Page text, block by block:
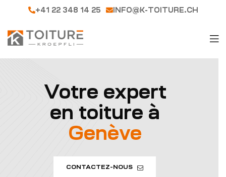
+41 22 348 14 25 INFO@K-TOITURE.CH
Votre expert
en toiture à
Genève
CONTACTEZ-NOUS